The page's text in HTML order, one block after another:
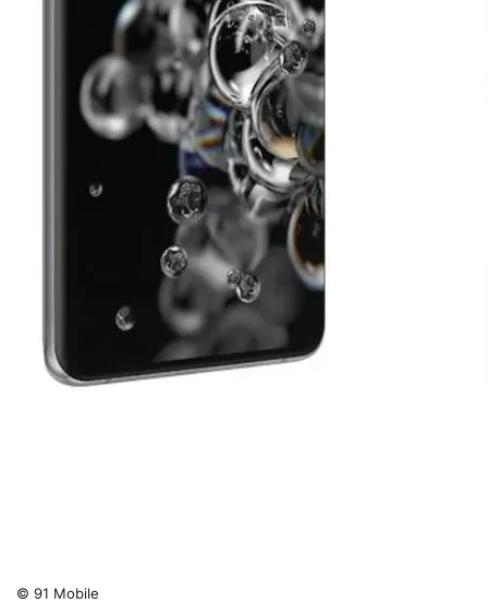
© 91 Mobile